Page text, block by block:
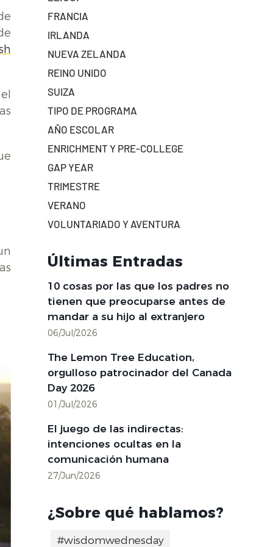
FRANCIA
IRLANDA
NUEVA ZELANDA
REINO UNIDO
SUIZA
TIPO DE PROGRAMA
AÑO ESCOLAR
ENRICHMENT Y PRE-COLLEGE
GAP YEAR
TRIMESTRE
VERANO
VOLUNTARIADO Y AVENTURA
Últimas Entradas
10 cosas por las que los padres no
tienen que preocuparse antes de
mandar a su hijo al extranjero
06/Jul/2026
The Lemon Tree Education,
orgulloso patrocinador del Canada
Day 2026
01/Jul/2026
El juego de las indirectas:
intenciones ocultas en la
comunicación humana
27/Jun/2026
¿Sobre qué hablamos?
#wisdomwednesday